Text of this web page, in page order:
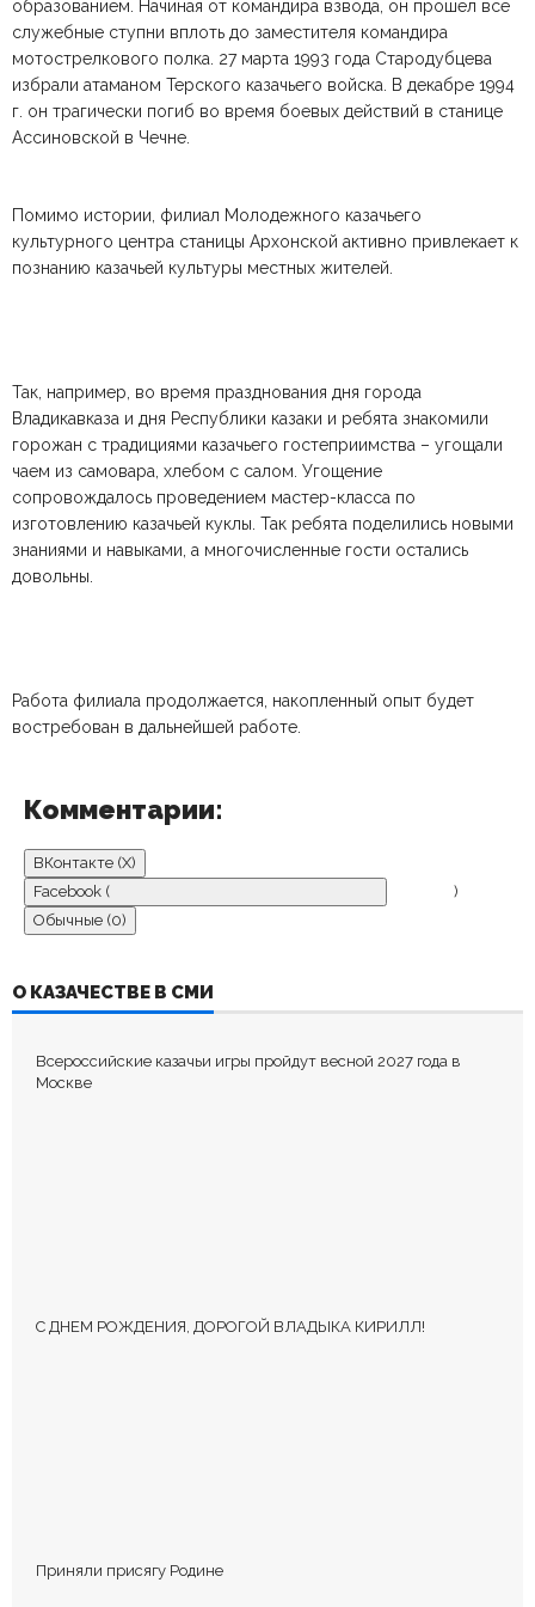
образованием. Начиная от командира взвода, он прошел все
служебные ступни вплоть до заместителя командира
мотострелкового полка. 27 марта 1993 года Стародубцева
избрали атаманом Терского казачьего войска. В декабре 1994
г. он трагически погиб во время боевых действий в станице
Ассиновской в Чечне.
Помимо истории, филиал Молодежного казачьего
культурного центра станицы Архонской активно привлекает к
познанию казачьей культуры местных жителей.
Так, например, во время празднования дня города
Владикавказа и дня Республики казаки и ребята знакомили
горожан с традициями казачьего гостеприимства – угощали
чаем из самовара, хлебом с салом. Угощение
сопровождалось проведением мастер-класса по
изготовлению казачьей куклы. Так ребята поделились новыми
знаниями и навыками, а многочисленные гости остались
довольны.
Работа филиала продолжается, накопленный опыт будет
востребован в дальнейшей работе.
Комментарии:
ВКонтакте (X)
Facebook (
)
Обычные (0)
Пока нет комментариев.
Оставьте первый комментарий.
О КАЗАЧЕСТВЕ В СМИ
Всероссийские казачьи игры пройдут весной 2027 года в
Москве
С ДНЕМ РОЖДЕНИЯ, ДОРОГОЙ ВЛАДЫКА КИРИЛЛ!
Приняли присягу Родине